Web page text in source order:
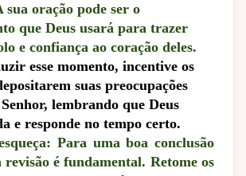
sua oração pode ser o
que Deus usará para trazer
e confiança ao coração deles.
esse momento, incentive os
suas preocupações
lembrando que Deus
e responde no tempo certo.
Para uma boa conclusão
revisão é fundamental. Retome os